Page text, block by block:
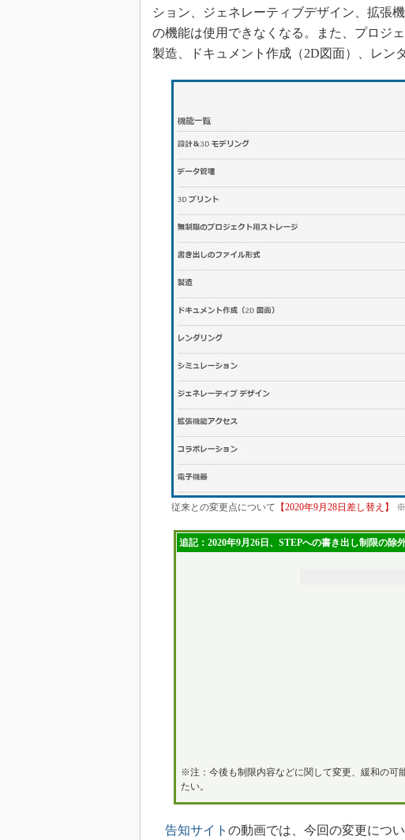
ション、ジェネレーティブデザイン、拡張
の機能は使用できなくなる。また、プロジ
製造、ドキュメント作成（2D図面）、レン
従来との変更点について 【2020年9月28日差し替え】 ※
追記：2020年9月26日、STEPへの書き出し制限の除
※注：今後も制限内容などに関して変更、緩和の可
たい。
告知サイト の動画では、今回の変更につ